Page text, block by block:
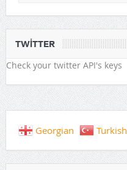
TWITTER
Check your twitter API's keys
Georgian Turkish